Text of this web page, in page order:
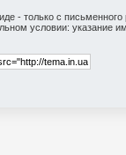
- только с
условии: указание